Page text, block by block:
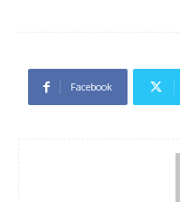
Facebook